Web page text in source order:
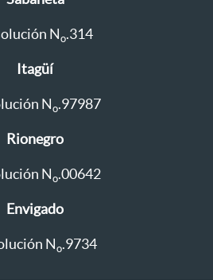
No.314
Itagüí
No.97987
Rionegro
No.00642
Envigado
No.9734